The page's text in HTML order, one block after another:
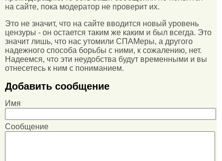
на сайте, пока модератор не проверит их.
Это не значит, что на сайте вводится новый уровень
цензуры - он остается таким же каким и был всегда. Это
значит лишь, что нас утомили СПАМеры, а другого
надежного способа борьбы с ними, к сожалению, нет.
Надеемся, что эти неудобства будут временными и вы
отнесетесь к ним с пониманием.
Добавить сообщение
Имя
Сообщение